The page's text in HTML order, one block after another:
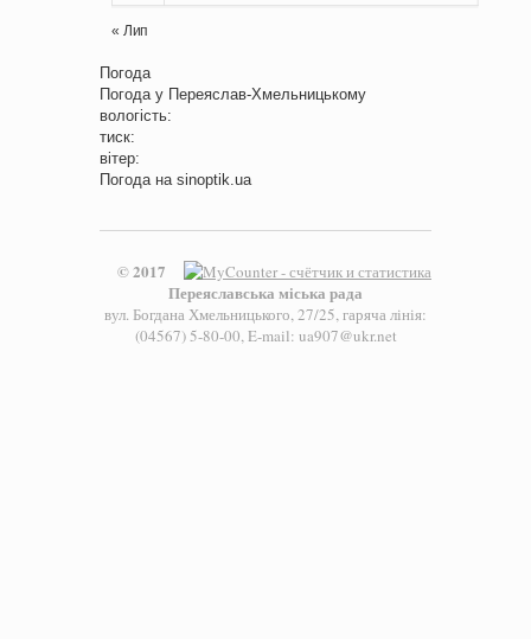
« Лип
Погода
Погода у Переяслав-Хмельницькому
вологість:
тиск:
вітер:
Погода на sinoptik.ua
© 2017
Переяславська міська рада
вул. Богдана Хмельницького, 27/25, гаряча лінія:
(04567) 5-80-00, E-mail: ua907@ukr.net